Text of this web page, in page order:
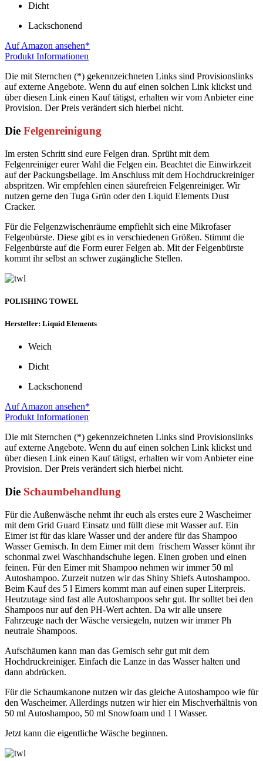
Dicht
Lackschonend
Auf Amazon ansehen*
Produkt Informationen
Die mit Sternchen (*) gekennzeichneten Links sind Provisionslinks
auf externe Angebote. Wenn du auf einen solchen Link klickst und
über diesen Link einen Kauf tätigst, erhalten wir vom Anbieter eine
Provision. Der Preis verändert sich hierbei nicht.
Die Felgenreinigung
Im ersten Schritt sind eure Felgen dran. Sprüht mit dem
Felgenreiniger eurer Wahl die Felgen ein. Beachtet die Einwirkzeit
auf der Packungsbeilage. Im Anschluss mit dem Hochdruckreiniger
abspritzen. Wir empfehlen einen säurefreien Felgenreiniger. Wir
nutzen gerne den Tuga Grün oder den Liquid Elements Dust
Cracker.
Für die Felgenzwischenräume empfiehlt sich eine Mikrofaser
Felgenbürste. Diese gibt es in verschiedenen Größen. Stimmt die
Felgenbürste auf die Form eurer Felgen ab. Mit der Felgenbürste
kommt ihr selbst an schwer zugängliche Stellen.
POLISHING TOWEL
Hersteller: Liquid Elements
Weich
Dicht
Lackschonend
Auf Amazon ansehen*
Produkt Informationen
Die mit Sternchen (*) gekennzeichneten Links sind Provisionslinks
auf externe Angebote. Wenn du auf einen solchen Link klickst und
über diesen Link einen Kauf tätigst, erhalten wir vom Anbieter eine
Provision. Der Preis verändert sich hierbei nicht.
Die Schaum­behandlung
Für die Außenwäsche nehmt ihr euch als erstes eure 2 Wascheimer
mit dem Grid Guard Einsatz und füllt diese mit Wasser auf. Ein
Eimer ist für das klare Wasser und der andere für das Shampoo
Wasser Gemisch. In dem Eimer mit dem frischem Wasser könnt ihr
schonmal zwei Waschhandschuhe legen. Einen groben und einen
feinen. Für den Eimer mit Shampoo nehmen wir immer 50 ml
Autoshampoo. Zurzeit nutzen wir das Shiny Shiefs Autoshampoo.
Beim Kauf des 5 l Eimers kommt man auf einen super Literpreis.
Heutzutage sind fast alle Autoshampoos sehr gut. Ihr solltet bei den
Shampoos nur auf den PH-Wert achten. Da wir alle unsere
Fahrzeuge nach der Wäsche versiegeln, nutzen wir immer Ph
neutrale Shampoos.
Aufschäumen kann man das Gemisch sehr gut mit dem
Hochdruckreiniger. Einfach die Lanze in das Wasser halten und
dann abdrücken.
Für die Schaumkanone nutzen wir das gleiche Autoshampoo wie für
den Wascheimer. Allerdings nutzen wir hier ein Mischverhältnis von
50 ml Autoshampoo, 50 ml Snowfoam und 1 l Wasser.
Jetzt kann die eigentliche Wäsche beginnen.